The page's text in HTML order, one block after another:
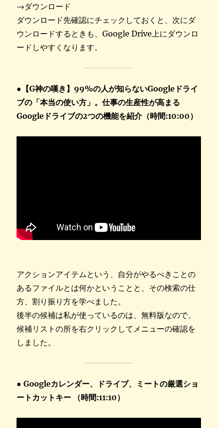
→ダウンロード
ダウンロード先確認にチェックしておくと、次にダ
ウンロードするときも、Google Drive上にダウンロ
ードしやすくなります。
●【G神の嘆き】99%の人が知らないGoogleドライ
ブの「本当の使い方」。仕事の生産性が高まる
Googleドライブの2つの機能を紹介（時間:10:00）
アクションアイテムという、自分がやるべきことの
あるファイルとは何かということと、その検索の仕
方、割り振り方を学べました。
後半の候補は私が使っているのは、無料版なので、
候補リストの所を右クリックしてメニューの確認を
しました。
● Googleカレンダー、ドライブ、ミートの厳選ショ
ートカットキー （時間:11:10）